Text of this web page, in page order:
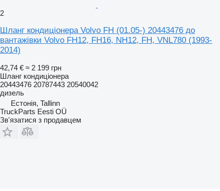
2
Шланг кондиціонера Volvo FH (01.05-) 20443476 до
вантажівки Volvo FH12, FH16, NH12, FH, VNL780 (1993-
2014)
42,74 € ≈ 2 199 грн
Шланг кондиціонера
20443476 20787443 20540042
дизель
Естонія, Tallinn
TruckParts Eesti OÜ
Зв'язатися з продавцем